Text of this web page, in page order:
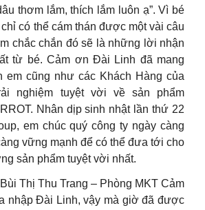
thơm lắm, thích lắm luôn ạ”. Vì bé
có thể cám thán được một vài câu
chắc chắn đó sẽ là những lời nhận
từ bé. Cảm ơn Đài Linh đã mang
em cũng như các Khách Hàng của
nghiệm tuyệt vời về sản phẩm
Nhân dịp sinh nhật lần thứ 22
em chúc quý công ty ngày càng
vững mạnh để có thể đưa tới cho
sản phẩm tuyệt vời nhất.
Thị Thu Trang – Phòng MKT Cảm
nhập Đài Linh, vậy mà giờ đã được